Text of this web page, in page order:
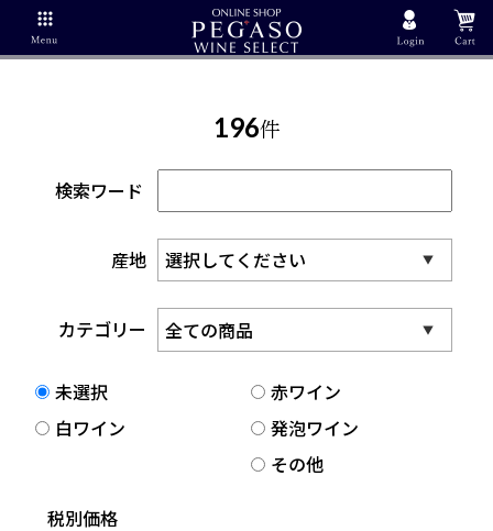
196件
検索ワード
産地
カテゴリー
未選択
赤ワイン
白ワイン
発泡ワイン
その他
税別価格